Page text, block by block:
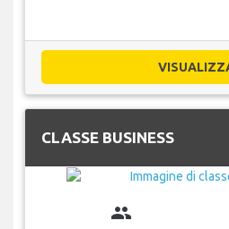
CLASSE BUSINESS
group